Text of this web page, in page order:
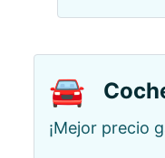
🚘
¡Mejor precio